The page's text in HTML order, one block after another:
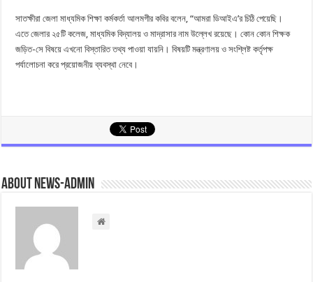
সাতক্ষীরা জেলা মাধ্যমিক শিক্ষা কর্মকর্তা আলমগীর কবির বলেন, “আমরা ডিআইএ’র চিঠি পেয়েছি।
এতে জেলার ২৫টি কলেজ, মাধ্যমিক বিদ্যালয় ও মাদ্রাসার নাম উল্লেখ রয়েছে। কোন কোন শিক্ষক
জড়িত-সে বিষয়ে এখনো বিস্তারিত তথ্য পাওয়া যায়নি। বিষয়টি মন্ত্রণালয় ও সংশ্লিষ্ট কর্তৃপক্ষ
পর্যালোচনা করে প্রয়োজনীয় ব্যবস্থা নেবে।
About news-admin